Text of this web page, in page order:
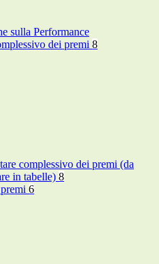
sulla Performance
dei premi 8
complessivo dei premi (da
in tabelle) 8
6